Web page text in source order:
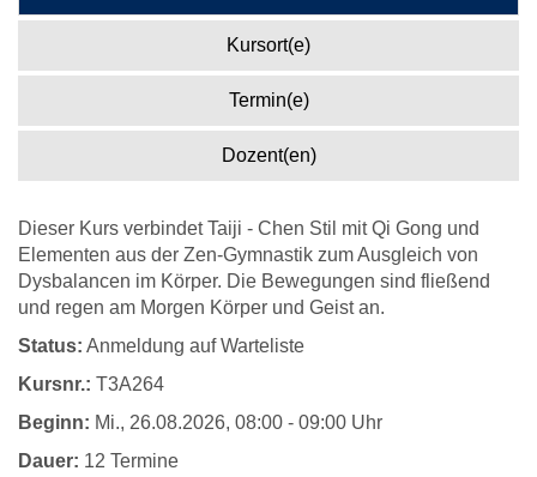
Kursort(e)
Termin(e)
Dozent(en)
Dieser Kurs verbindet Taiji - Chen Stil mit Qi Gong und
Elementen aus der Zen-Gymnastik zum Ausgleich von
Dysbalancen im Körper. Die Bewegungen sind fließend
und regen am Morgen Körper und Geist an.
Status: Anmeldung auf Warteliste
Kursnr.: T3A264
Beginn: Mi., 26.08.2026, 08:00 - 09:00 Uhr
Dauer: 12 Termine